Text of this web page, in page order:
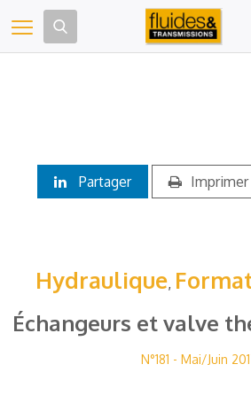
Toggle navigation
Partager Imprimer
Hydraulique,
Échangeurs et valve
N°181 - Mai/Juin
Panneau de gestion des cookies